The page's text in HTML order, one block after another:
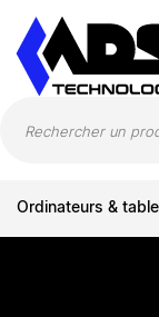
Ordinateurs &